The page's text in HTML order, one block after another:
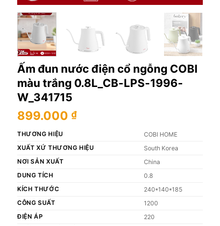
Ấm đun nước điện cổ ngỗng COBI
màu trắng 0.8L_CB-LPS-1996-
W_341715
899.000 ₫
THƯƠNG HIỆU
COBI HOME
XUẤT XỨ THƯƠNG HIỆU
South Korea
NƠI SẢN XUẤT
China
DUNG TÍCH
0.8
KÍCH THƯỚC
240*140*185
CÔNG SUẤT
1200
ĐIỆN ÁP
220